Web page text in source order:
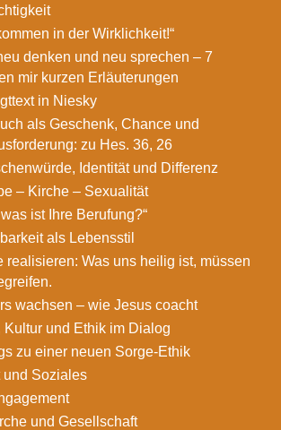
in der Wirklichkeit!“
denken und neu sprechen – 7
mir kurzen Erläuterungen
in Niesky
als Geschenk, Chance und
zu Hes. 36, 26
Identität und Differenz
– Kirche – Sexualität
ist Ihre Berufung?“
als Lebensstil
realisieren: Was uns heilig ist, müssen
wachsen – wie Jesus coacht
Kultur und Ethik im Dialog
zu einer neuen Sorge-Ethik
und Soziales
und Gesellschaft